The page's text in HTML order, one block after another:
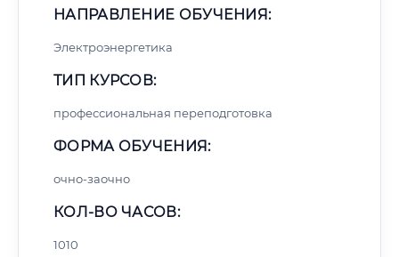
НАПРАВЛЕНИЕ ОБУЧЕНИЯ:
Электроэнергетика
ТИП КУРСОВ:
профессиональная переподготовка
ФОРМА ОБУЧЕНИЯ:
очно-заочно
КОЛ-ВО ЧАСОВ:
1010